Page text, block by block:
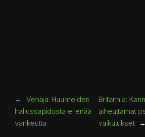
←
Venäjä: Huumeiden
hallussapidosta ei enää
vankeutta
Britannia:
aiheuttamat
vaikutukset
→